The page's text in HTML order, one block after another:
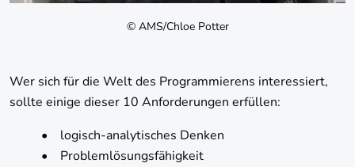
© AMS/Chloe Potter
Wer sich für die Welt des Programmierens interessiert,
sollte einige dieser 10 Anforderungen erfüllen:
• logisch-analytisches Denken
• Problemlösungsfähigkeit